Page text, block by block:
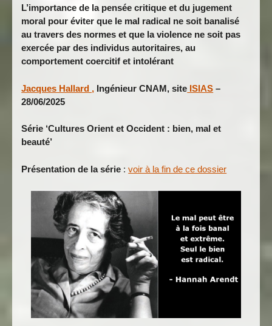
L’importance de la pensée critique et du jugement
moral pour éviter que le mal radical ne soit banalisé
au travers des normes et que la violence ne soit pas
exercée par des individus autoritaires, au
comportement coercitif et intolérant
Jacques Hallard , Ingénieur CNAM, site ISIAS –
28/06/2025
Série ‘Cultures Orient et Occident : bien, mal et
beauté’
Présentation de la série :voir à la fin de ce dossier